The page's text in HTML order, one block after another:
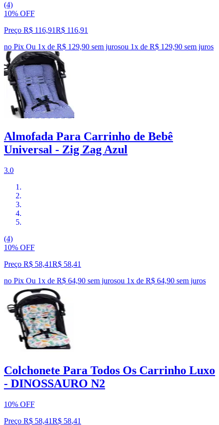
(4)
10% OFF
Preço R$ 116,91R$ 116,91
no Pix Ou 1x de R$ 129,90 sem jurosou 1x de R$ 129,90 sem juros
Almofada Para Carrinho de Bebê
Universal - Zig Zag Azul
3.0
(4)
10% OFF
Preço R$ 58,41R$ 58,41
no Pix Ou 1x de R$ 64,90 sem jurosou 1x de R$ 64,90 sem juros
Colchonete Para Todos Os Carrinho Luxo
- DINOSSAURO N2
10% OFF
Preço R$ 58,41R$ 58,41